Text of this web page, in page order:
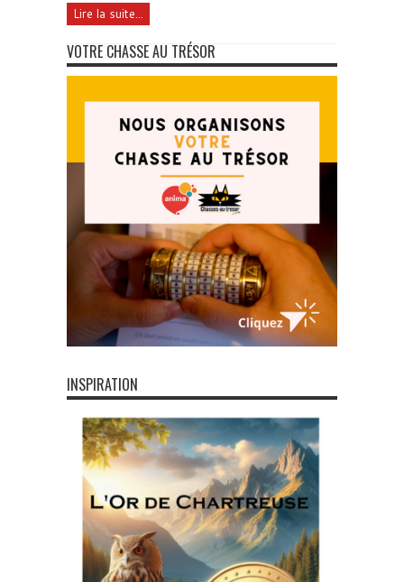
Lire la suite...
VOTRE CHASSE AU TRÉSOR
INSPIRATION